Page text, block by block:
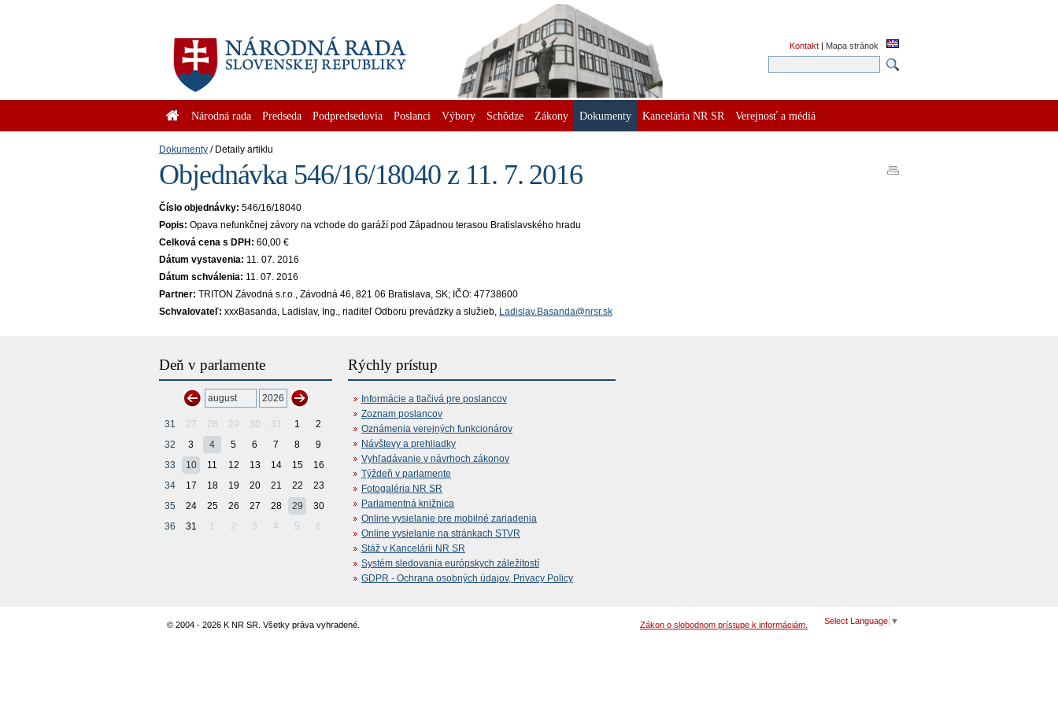
Kontakt | Mapa stránok
Národná rada Predseda Podpredsedovia Poslanci Výbory Schôdze Zákony Dokumenty Kancelária NR SR Verejnosť a médiá
Dokumenty Detaily artiklu
Objednávka 546/16/18040 z 11. 7. 2016
Číslo objednávky: 546/16/18040
Popis: Opava nefunkčnej závory na vchode do garáží pod Západnou terasou Bratislavského hradu
Celková cena s DPH: 60,00 €
Dátum vystavenia: 11. 07. 2016
Dátum schválenia: 11. 07. 2016
Partner: TRITON Závodná s.r.o., Závodná 46, 821 06 Bratislava, SK; IČO: 47738600
Schvalovateľ: xxxBasanda, Ladislav, Ing., riaditeľ Odboru prevádzky a služieb, Ladislav.Basanda@nrsr.sk
Deň v parlamente
31 27 28 29 30 31 1
2
32
3 4 5 6 7 8
9
33
10 11 12 13 14 15
16
34
17 18 19 20 21 22
23
35
24 25 26 27 28 29
30
36
31 1 2 3 4 5 6
Rýchly prístup
Informácie a tlačivá pre poslancov
Zoznam poslancov
Oznámenia verejných funkcionárov
Návštevy a prehliadky
Vyhľadávanie v návrhoch zákonov
Týždeň v parlamente
Fotogaléria NR SR
Parlamentná knižnica
Online vysielanie pre mobilné zariadenia
Online vysielanie na stránkach STVR
Stáž v Kancelárii NR SR
Systém sledovania európskych záležitostí
GDPR - Ochrana osobných údajov, Privacy Policy
© 2004 - 2026 K NR SR. Všetky práva vyhradené. Select Language ▼
Zákon o slobodnom prístupe k informáciám.